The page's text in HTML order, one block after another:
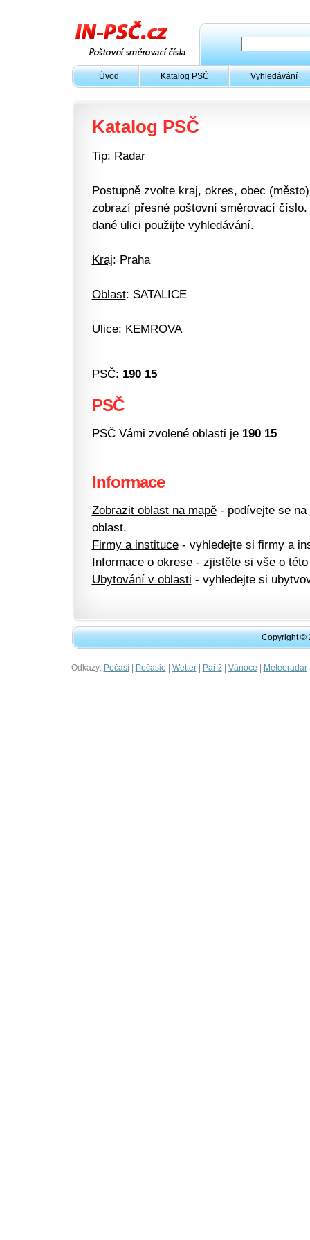
Úvod Katalog PSČ Vyhledávání
Katalog PSČ
Tip: Radar
Postupně zvolte kraj, okres, obec
zobrazí přesné poštovní směrovací
dané ulici použijte vyhledávání.
Kraj: Praha
Oblast: SATALICE
Ulice: KEMROVA
PSČ: 190 15
PSČ
PSČ Vámi zvolené oblasti je 190 15
Informace
Zobrazit oblast na mapě- podívejte se na
oblast.
Firmy a instituce- vyhledejte si firmy a
Informace o okrese- zjistěte si vše o této
Ubytování v oblasti - vyhledejte si
Copyright ©
Odkazy: Počasí| Počasie | Wetter| Paříž| Vánoce | Meteoradar